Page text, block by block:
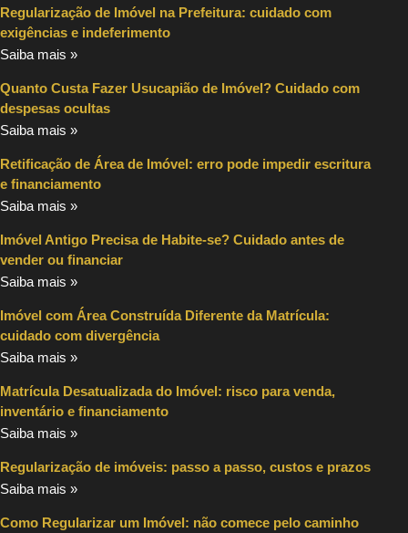
Regularização de Imóvel na Prefeitura: cuidado com
exigências e indeferimento
Saiba mais »
Quanto Custa Fazer Usucapião de Imóvel? Cuidado com
despesas ocultas
Saiba mais »
Retificação de Área de Imóvel: erro pode impedir escritura
e financiamento
Saiba mais »
Imóvel Antigo Precisa de Habite-se? Cuidado antes de
vender ou financiar
Saiba mais »
Imóvel com Área Construída Diferente da Matrícula:
cuidado com divergência
Saiba mais »
Matrícula Desatualizada do Imóvel: risco para venda,
inventário e financiamento
Saiba mais »
Regularização de imóveis: passo a passo, custos e prazos
Saiba mais »
Como Regularizar um Imóvel: não comece pelo caminho